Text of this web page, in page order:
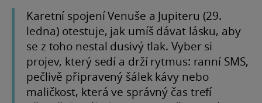
Karetní spojení Venuše a Jupiteru (29.
ledna) otestuje, jak umíš dávat lásku, aby
se z toho nestal dusivý tlak. Vyber si
projev, který sedí a drží rytmus: ranní SMS,
pečlivě připravený šálek kávy nebo
maličkost, která ve správný čas trefí